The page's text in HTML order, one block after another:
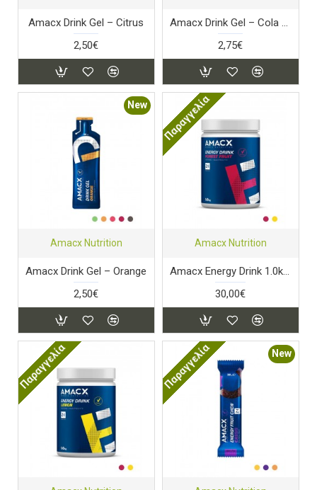
Amacx Drink Gel – Citrus
2,50€
Amacx Drink Gel – Cola Caffeine
2,75€
New
Amacx Nutrition
Amacx Drink Gel – Orange
2,50€
Παραγγελία
Amacx Nutrition
Amacx Energy Drink 1.0kg Forest Fruit
30,00€
Παραγγελία New
Παραγγελία